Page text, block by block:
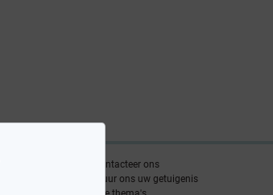
Contacteer ons
Stuur ons uw getuigenis